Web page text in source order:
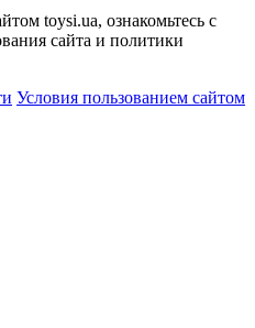
toysi.ua, ознакомьтесь с
сайта и политики
Условия пользованием сайтом